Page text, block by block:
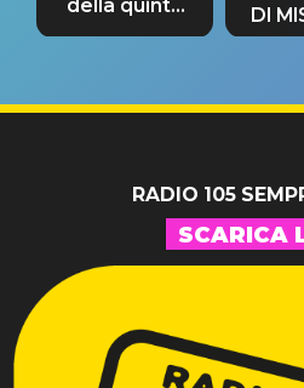
della quinta
tappa
DI
RADIO 105
SCARICA